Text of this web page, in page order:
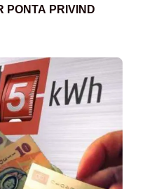
PONTA PRIVIND